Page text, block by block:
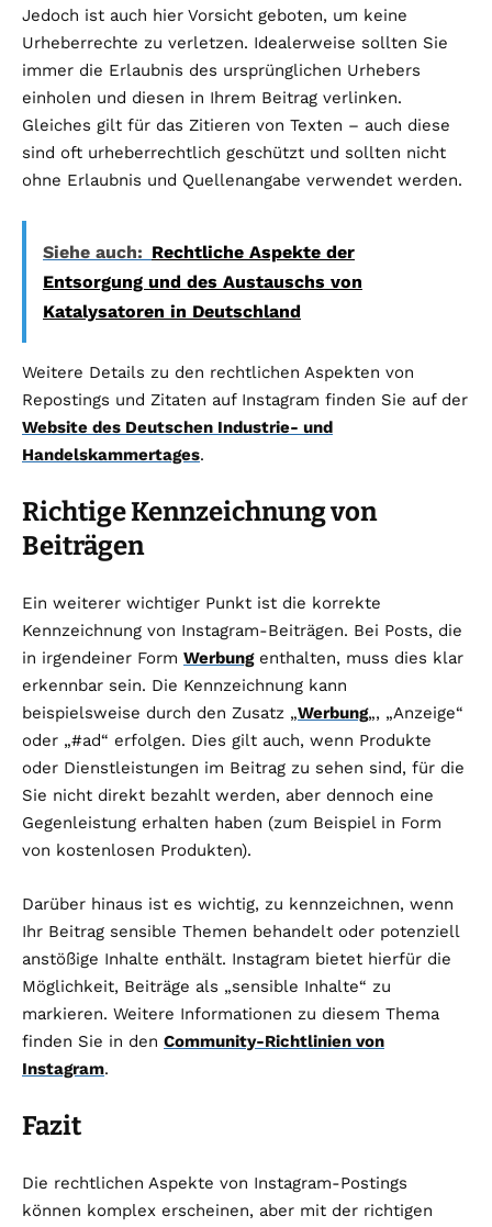
Jedoch ist auch hier Vorsicht geboten, um keine
Urheberrechte zu verletzen. Idealerweise sollten Sie
immer die Erlaubnis des ursprünglichen Urhebers
einholen und diesen in Ihrem Beitrag verlinken.
Gleiches gilt für das Zitieren von Texten – auch diese
sind oft urheberrechtlich geschützt und sollten nicht
ohne Erlaubnis und Quellenangabe verwendet werden.
Siehe auch: Rechtliche Aspekte der
Entsorgung und des Austauschs von
Katalysatoren in Deutschland
Weitere Details zu den rechtlichen Aspekten von
Repostings und Zitaten auf Instagram finden Sie auf der
Website des Deutschen Industrie- und
Handelskammertages.
Richtige Kennzeichnung von
Beiträgen
Ein weiterer wichtiger Punkt ist die korrekte
Kennzeichnung von Instagram-Beiträgen. Bei Posts, die
in irgendeiner Form Werbungenthalten, muss dies klar
erkennbar sein. Die Kennzeichnung kann
beispielsweise durch den Zusatz „Werbung„, „Anzeige“
oder „#ad“ erfolgen. Dies gilt auch, wenn Produkte
oder Dienstleistungen im Beitrag zu sehen sind, für die
Sie nicht direkt bezahlt werden, aber dennoch eine
Gegenleistung erhalten haben (zum Beispiel in Form
von kostenlosen Produkten).
Darüber hinaus ist es wichtig, zu kennzeichnen, wenn
Ihr Beitrag sensible Themen behandelt oder potenziell
anstößige Inhalte enthält. Instagram bietet hierfür die
Möglichkeit, Beiträge als „sensible Inhalte“ zu
markieren. Weitere Informationen zu diesem Thema
finden Sie in den Community-Richtlinien von
Instagram.
Fazit
Die rechtlichen Aspekte von Instagram-Postings
können komplex erscheinen, aber mit der richtigen